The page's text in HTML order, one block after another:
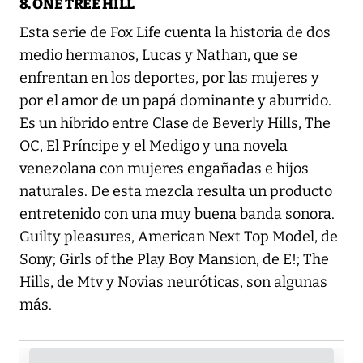
8. ONE TREE HILL
Esta serie de Fox Life cuenta la historia de dos
medio hermanos, Lucas y Nathan, que se
enfrentan en los deportes, por las mujeres y
por el amor de un papá dominante y aburrido.
Es un híbrido entre Clase de Beverly Hills, The
OC, El Príncipe y el Medigo y una novela
venezolana con mujeres engañadas e hijos
naturales. De esta mezcla resulta un producto
entretenido con una muy buena banda sonora.
Guilty pleasures, American Next Top Model, de
Sony; Girls of the Play Boy Mansion, de E!; The
Hills, de Mtv y Novias neuróticas, son algunas
más.